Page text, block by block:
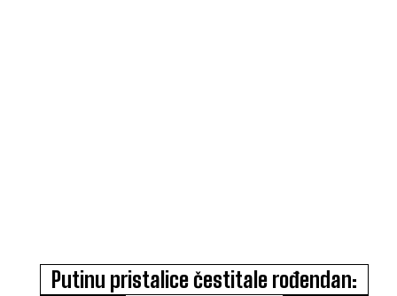
Putinu pristalice čestitale rođendan: